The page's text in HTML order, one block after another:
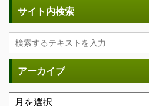
サイト内検索
アーカイブ